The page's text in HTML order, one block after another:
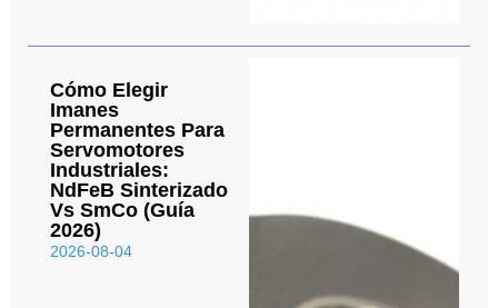
Cómo Elegir
Imanes
Permanentes Para
Servomotores
Industriales:
NdFeB Sinterizado
Vs SmCo (Guía
2026)
2026-08-04